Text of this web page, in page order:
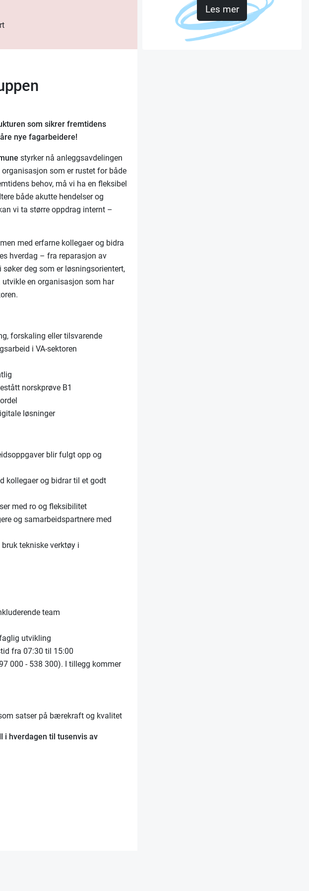
som sikrer fremtidens
nye fagarbeidere!
styrker nå anleggsavdelingen
som er rustet for både
behov, må vi ha en fleksibel
både akutte hendelser og
vi ta større oppdrag internt –
med erfarne kollegaer og bidra
hverdag – fra reparasjon av
deg som er løsningsorientert,
en organisasjon som har
forskaling eller tilsvarende
i VA-sektoren
norskprøve B1
løsninger
blir fulgt opp og
kollegaer og bidrar til et godt
med ro og fleksibilitet
og samarbeidspartnere med
tekniske verktøy i
team
utvikling
fra 07:30 til 15:00
000 - 538 300). I tillegg kommer
satser på bærekraft og kvalitet
i hverdagen til tusenvis av
Les mer